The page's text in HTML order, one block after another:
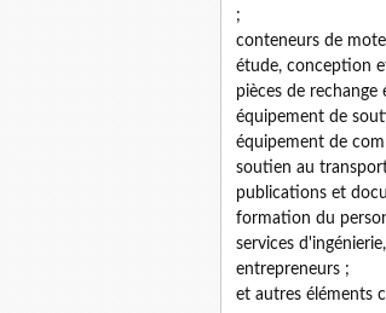
;
conteneurs de
étude, conception
pièces de
équipement de
équipement de
soutien au
publications et
formation du
services
entrepreneurs ;
et autres éléments